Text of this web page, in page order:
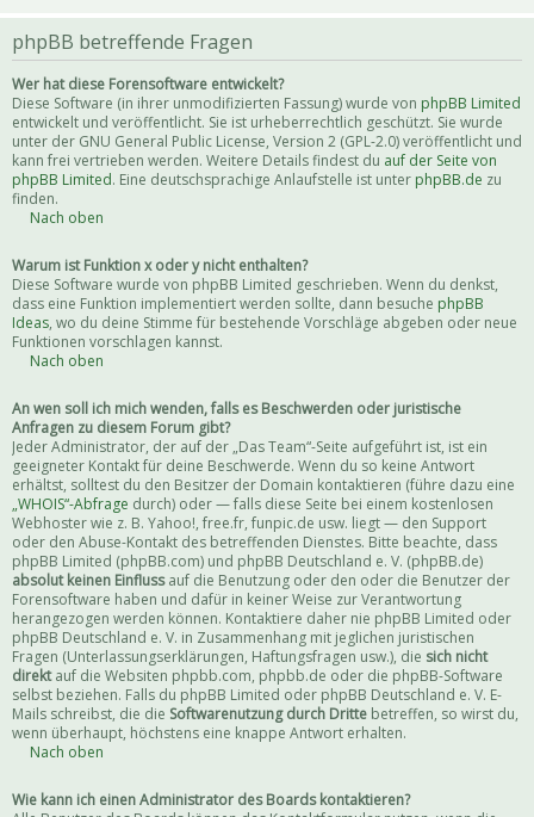
phpBB betreffende Fragen
Wer hat diese Forensoftware entwickelt?
Diese Software (in ihrer unmodifizierten Fassung) wurde von phpBB Limited
entwickelt und veröffentlicht. Sie ist urheberrechtlich geschützt. Sie wurde
unter der GNU General Public License, Version 2 (GPL-2.0) veröffentlicht und
kann frei vertrieben werden. Weitere Details findest du auf der Seite von
phpBB Limited. Eine deutschsprachige Anlaufstelle ist unter phpBB.de zu
finden.
Nach oben
Warum ist Funktion x oder y nicht enthalten?
Diese Software wurde von phpBB Limited geschrieben. Wenn du denkst,
dass eine Funktion implementiert werden sollte, dann besuche phpBB
Ideas, wo du deine Stimme für bestehende Vorschläge abgeben oder neue
Funktionen vorschlagen kannst.
Nach oben
An wen soll ich mich wenden, falls es Beschwerden oder juristische
Anfragen zu diesem Forum gibt?
Jeder Administrator, der auf der „Das Team“-Seite aufgeführt ist, ist ein
geeigneter Kontakt für deine Beschwerde. Wenn du so keine Antwort
erhältst, solltest du den Besitzer der Domain kontaktieren (führe dazu eine
„WHOIS“-Abfrage durch) oder — falls diese Seite bei einem kostenlosen
Webhoster wie z. B. Yahoo!, free.fr, funpic.de usw. liegt — den Support
oder den Abuse-Kontakt des betreffenden Dienstes. Bitte beachte, dass
phpBB Limited (phpBB.com) und phpBB Deutschland e. V. (phpBB.de)
absolut keinen Einflussauf die Benutzung oder den oder die Benutzer der
Forensoftware haben und dafür in keiner Weise zur Verantwortung
herangezogen werden können. Kontaktiere daher nie phpBB Limited oder
phpBB Deutschland e. V. in Zusammenhang mit jeglichen juristischen
Fragen (Unterlassungserklärungen, Haftungsfragen usw.), die sich nicht
direktauf die Websiten phpbb.com, phpbb.de oder die phpBB-Software
selbst beziehen. Falls du phpBB Limited oder phpBB Deutschland e. V. E-
Mails schreibst, die die Softwarenutzung durch Dritte betreffen, so wirst du,
wenn überhaupt, höchstens eine knappe Antwort erhalten.
Nach oben
Wie kann ich einen Administrator des Boards kontaktieren?